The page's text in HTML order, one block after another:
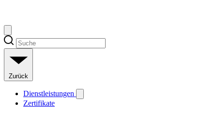
Zurück
Dienstleistungen
Zertifikate